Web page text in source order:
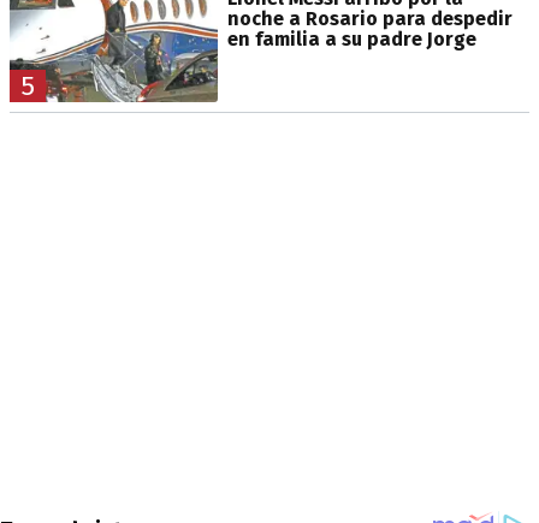
5
noche a Rosario para despedir
en familia a su padre Jorge